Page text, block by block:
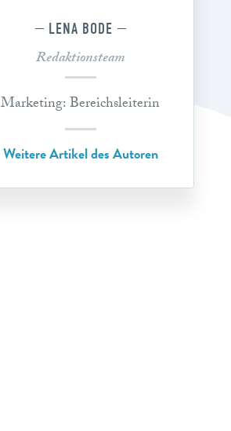
LENA BODE
Redaktionsteam
Marketing: Bereichsleiterin
Weitere Artikel des Autoren